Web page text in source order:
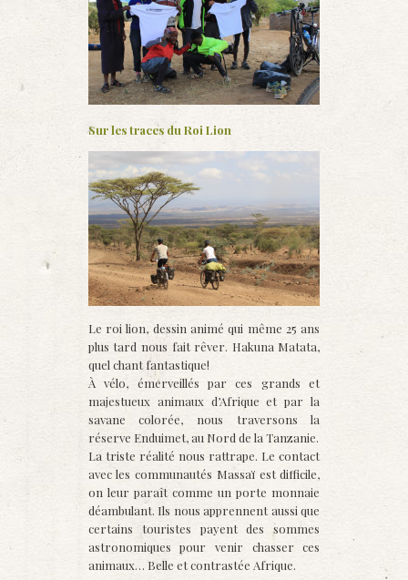
Sur les traces du Roi Lion
Le roi lion, dessin animé qui même 25 ans
plus tard nous fait rêver. Hakuna Matata,
quel chant fantastique!
À vélo, émerveillés par ces grands et
majestueux animaux d’Afrique et par la
savane colorée, nous traversons la
réserve Enduimet, au Nord de la Tanzanie.
La triste réalité nous rattrape. Le contact
avec les communautés Massaï est difficile,
on leur paraît comme un porte monnaie
déambulant. Ils nous apprennent aussi que
certains touristes payent des sommes
astronomiques pour venir chasser ces
animaux… Belle et contrastée Afrique.